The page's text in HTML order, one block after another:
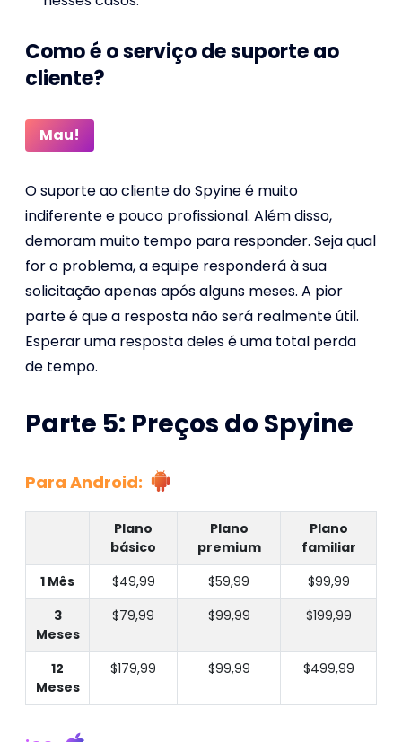
Como é o serviço de suporte ao
cliente?
Mau!
O suporte ao cliente do Spyine é muito
indiferente e pouco profissional. Além disso,
demoram muito tempo para responder. Seja qual
for o problema, a equipe responderá à sua
solicitação apenas após alguns meses. A pior
parte é que a resposta não será realmente útil.
Esperar uma resposta deles é uma total perda
de tempo.
Parte 5: Preços do Spyine
Para Android:
Plano
básico
Plano
premium
Plano
familiar
1 Mês
$49,99 $59,99
$99,99
3
Meses
$79,99 $99,99 $199,99
12
Meses
$179,99 $99,99 $499,99